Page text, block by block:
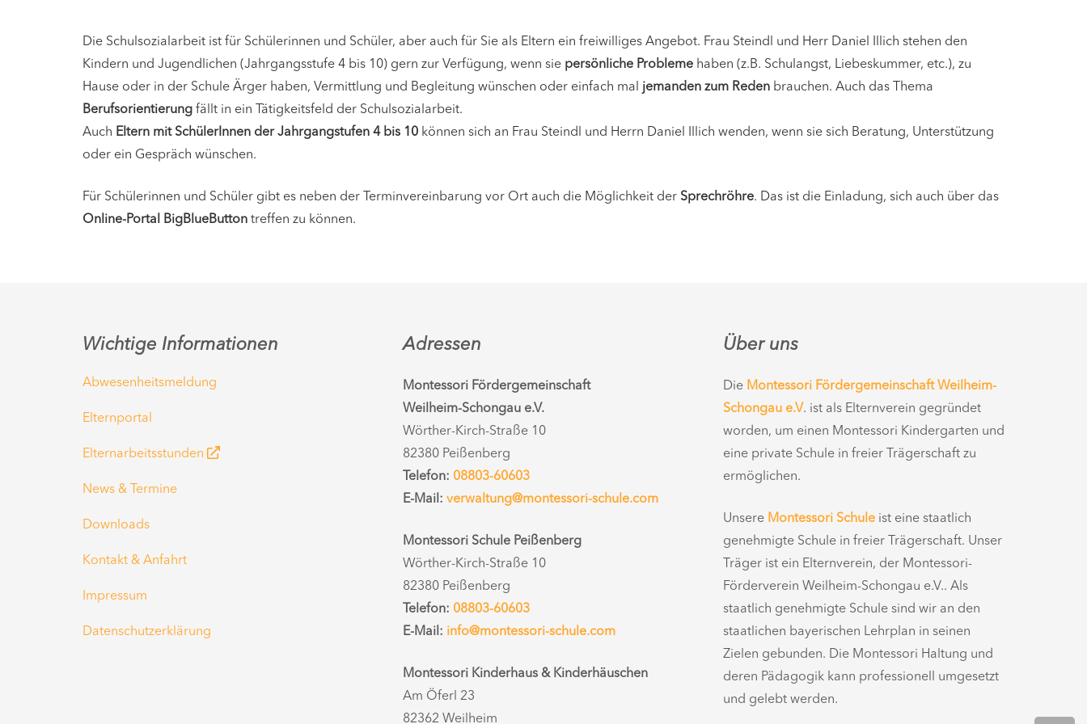
Die Schulsozialarbeit ist für Schülerinnen und Schüler, aber auch für Sie als Eltern ein freiwilliges Angebot. Frau Steindl und Herr Daniel Illich stehen den
Kindern und Jugendlichen (Jahrgangsstufe 4 bis 10) gern zur Verfügung, wenn sie persönliche Probleme haben (z.B. Schulangst, Liebeskummer, etc.), zu
Hause oder in der Schule Ärger haben, Vermittlung und Begleitung wünschen oder einfach mal jemanden zum Reden brauchen. Auch das Thema
Berufsorientierung fällt in ein Tätigkeitsfeld der Schulsozialarbeit.
Auch Eltern mit SchülerInnen der Jahrgangstufen 4 bis 10 können sich an Frau Steindl und Herrn Daniel Illich wenden, wenn sie sich Beratung, Unterstützung
oder ein Gespräch wünschen.
Für Schülerinnen und Schüler gibt es neben der Terminvereinbarung vor Ort auch die Möglichkeit der Sprechröhre. Das ist die Einladung, sich auch über das
Online-Portal BigBlueButton treffen zu können.
Wichtige Informationen
Abwesenheitsmeldung
Elternportal
Elternarbeitsstunden
News & Termine
Downloads
Kontakt & Anfahrt
Impressum
Datenschutzerklärung
Adressen
Montessori Fördergemeinschaft
Weilheim-Schongau e.V.
Wörther-Kirch-Straße 10
82380 Peißenberg
Telefon: 08803-60603
E-Mail: verwaltung@montessori-schule.com
Montessori Schule Peißenberg
Wörther-Kirch-Straße 10
82380 Peißenberg
Telefon: 08803-60603
E-Mail: info@montessori-schule.com
Montessori Kinderhaus & Kinderhäuschen
Am Öferl 23
82362 Weilheim
Über uns
Die Montessori Fördergemeinschaft Weilheim-
Schongau e.V. ist als Elternverein gegründet
worden, um einen Montessori Kindergarten und
eine private Schule in freier Trägerschaft zu
ermöglichen.
Unsere Montessori Schuleist eine staatlich
genehmigte Schule in freier Trägerschaft. Unser
Träger ist ein Elternverein, der Montessori-
Förderverein Weilheim-Schongau e.V.. Als
staatlich genehmigte Schule sind wir an den
staatlichen bayerischen Lehrplan in seinen
Zielen gebunden. Die Montessori Haltung und
deren Pädagogik kann professionell umgesetzt
und gelebt werden.